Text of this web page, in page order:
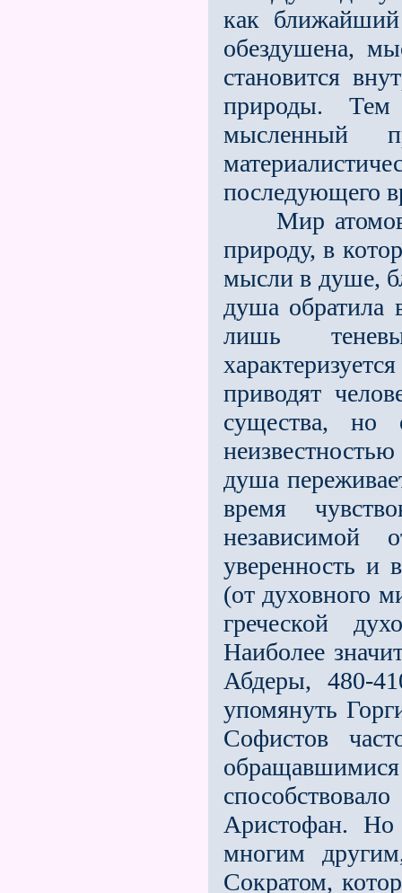
как
обездушена,
становится
природы. Тем
мысленный
последующего
Мир атомов
природу, в
мысли в душе,
душа обратила
лишь
приводят
существа,
душа
время
уверенность и
(от духовного
греческой
Наиболее
Абдеры, 480-
упомянуть
Софистов
Аристофан.
многим
Сократом,